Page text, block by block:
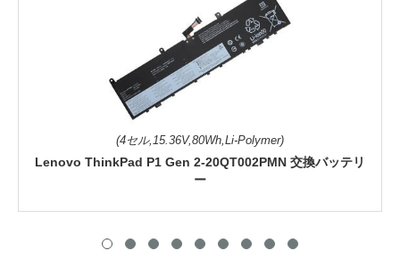
(4セル,15.36V,80Wh,Li-Polymer)
Lenovo ThinkPad P1 Gen 2-20QT002PMN 交換バッテリ
ー